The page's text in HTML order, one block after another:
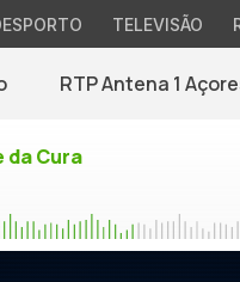
TELEVISÃO
RTP Antena 1
da Cura